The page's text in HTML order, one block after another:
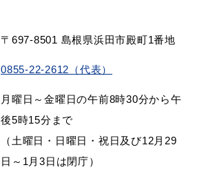
〒697-8501 島根県浜田市殿町1番地
0855-22-2612（代表）
月曜日～金曜日の午前8時30分から午
後5時15分まで
（土曜日・日曜日・祝日及び12月29
日～1月3日は閉庁）